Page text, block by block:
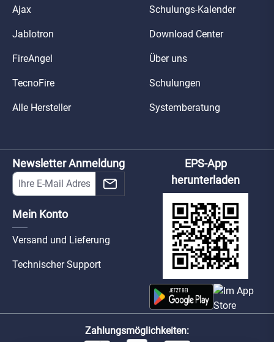
Ajax
Jablotron
FireAngel
TecnoFire
Alle Hersteller
Schulungs-Kalender
Download Center
Über uns
Schulungen
Systemberatung
Newsletter Anmeldung
Mein Konto
Versand und Lieferung
Technischer Support
EPS-App
herunterladen
Zahlungsmöglichkeiten: